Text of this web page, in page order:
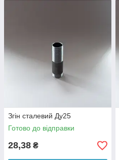
Згін сталевий Ду25
Готово до відправки
28,38 ₴